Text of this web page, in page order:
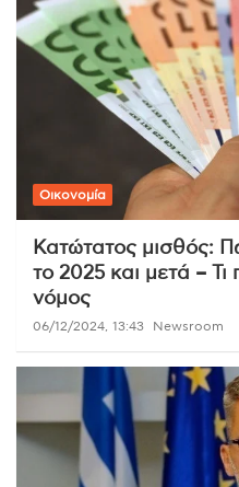
Οικονομία
Κατώτατος μισθός:
το 2025 και μετά – Τι
νόμος
06/12/2024, 13:43 Newsroom